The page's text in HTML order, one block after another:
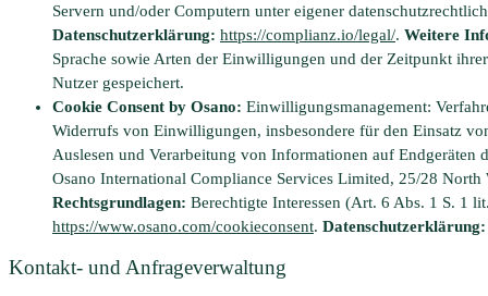
Servern und/oder Computern unter eigener
Datenschutzerklärung: https://complianz.io/legal/. Weitere
Sprache sowie Arten der Einwilligungen und der Zeitpunkt
Nutzer gespeichert.
Cookie Consent by Osano: Einwilligungsmanagement:
Widerrufs von Einwilligungen, insbesondere für den Einsatz
Auslesen und Verarbeitung von Informationen auf Endgeräten
Osano International Compliance Services Limited, 25/28
Rechtsgrundlagen: Berechtigte Interessen (Art. 6 Abs. 1 S. 1
https://www.osano.com/cookieconsent. Datenschutzerklärung:
Kontakt- und Anfrageverwaltung